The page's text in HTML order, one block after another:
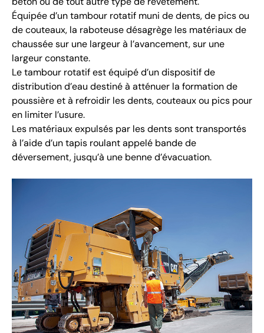
Équipée d’un tambour rotatif muni de dents, de pics ou
de couteaux, la raboteuse désagrège les matériaux de
chaussée sur une largeur à l’avancement, sur une
largeur constante.
Le tambour rotatif est équipé d’un dispositif de
distribution d’eau destiné à atténuer la formation de
poussière et à refroidir les dents, couteaux ou pics pour
en limiter l’usure.
Les matériaux expulsés par les dents sont transportés
à l’aide d’un tapis roulant appelé bande de
déversement, jusqu’à une benne d’évacuation.